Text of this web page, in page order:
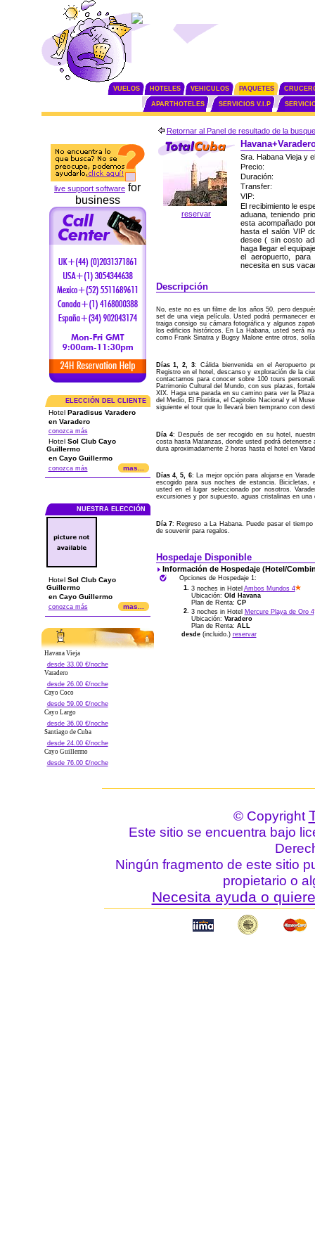
VUELOS HOTELES VEHICULOS PAQUETES
APARTHOTELES SERVICIOS V.I.P
live support software for
business
ELECCIÓN DEL CLIENTE
Hotel Paradisus Varadero
en Varadero
conozca más
Hotel Sol Club Cayo
Guillermo
en Cayo Guillermo
conozca más mas...
NUESTRA ELECCIÓN
Hotel Sol Club Cayo
Guillermo
en Cayo Guillermo
conozca más mas...
Havana Vieja
desde 33.00 €/noche
Varadero
desde 26.00 €/noche
Cayo Coco
desde 59.00 €/noche
Cayo Largo
desde 36.00 €/noche
Santiago de Cuba
desde 24.00 €/noche
Cayo Guillermo
desde 76.00 €/noche
Retornar al Panel de resultado de la
reservar
Sra. Habana Vieja y
Precio:
Duración:
Transfer:
VIP:
El recibimiento le
aduana, teniendo
esta acompañado
hasta el salón VIP
desee ( sin costo
haga llegar el
el aeropuerto,
necesita en sus
Descripción
No, este no es un filme de los años 50, pero
set de una vieja película. Usted podrá permanecer
traiga consigo su cámara fotográfica y algunos
los edificios históricos. En La Habana, usted será
como Frank Sinatra y Bugsy Malone entre otros,
Días 1, 2, 3: Cálida bienvenida en el Aeropuerto
Registro en el hotel, descanso y exploración de la
contactarnos para conocer sobre 100 tours
Patrimonio Cultural del Mundo, con sus plazas,
XIX. Haga una parada en su camino para ver la
del Medio, El Floridita, el Capitolio Nacional y el
siguiente el tour que lo llevará bien temprano con
Día 4: Después de ser recogido en su hotel,
costa hasta Matanzas, donde usted podrá
dura aproximadamente 2 horas hasta el hotel en
Días 4, 5, 6: La mejor opción para alojarse en
escogido para sus noches de estancia. Bicicletas,
usted en el lugar seleccionado por nosotros.
excursiones y por supuesto, aguas cristalinas en
Día 7: Regreso a La Habana. Puede pasar el
de souvenir para regalos.
Hospedaje Disponible
Información de Hospedaje (Hotel/
Opciones de Hospedaje 1:
1. 3 noches in Hotel Ambos Mundos 4
Ubicación: Old Havana
Plan de Renta: CP
2. 3 noches in Hotel Mercure Playa de Oro 4
Ubicación: Varadero
Plan de Renta: ALL
desde(incluido.) reservar
© Copyright
Este sitio se encuentra bajo
Ningún fragmento de este sitio
propietario o
Necesita ayuda o